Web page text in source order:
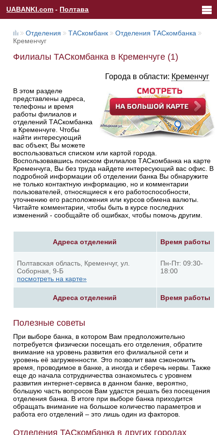
UABANKI.com - Полтава
Отделения ТАСкомбанк
Отделения ТАСкомбанка
Кременчуг
Филиалы ТАСкомбанка в Кременчуге (1)
Города в области: Кременчуг
В этом разделе
представлены адреса,
телефоны и время
работы филиалов и
отделений ТАСкомбанка
в Кременчуге. Чтобы
найти интересующий
вас объект, Вы можете
воспользоваться списком или картой города.
Воспользовавшись поиском филиалов ТАСкомбанка на карте
Кременчуга, Вы без труда найдете интересующий вас офис. В
подробной информации об отделении банка Вы обнаружите
не только контактную информацию, но и комментарии
пользователей, относящиеся к его работоспособности,
уточнению его расположения или курсов обмена валюты.
Читайте комментарии, чтобы быть в курсе последних
изменений - сообщайте об ошибках, чтобы помочь другим.
Адреса отделений Время работы
Адреса отделений Время работы
Полтавская область, Кременчуг, ул.
Соборная, 9-Б
посмотреть на карте»
Пн-Пт: 09:30-
18:00
Полезные советы
При выборе банка, в котором Вам предположительно
потребуется физически посещать его отделения, обратите
внимание на уровень развития его филиальной сети и
уровень её загруженности. Это позволит вам сэкономить
время, проводимое в банке, а иногда и сберечь нервы. Также
еще до начала сотрудничества ознакомьтесь с уровнем
развития интернет-сервиса в данном банке, вероятно,
большую часть вопросов Вам удастся решать без посещения
отделения банка. В итоге при выборе банка приходится
обращать внимание на большое количество параметров и
работа его отделений – это лишь один из факторов.
Отделения ТАСкомбанка в других городах